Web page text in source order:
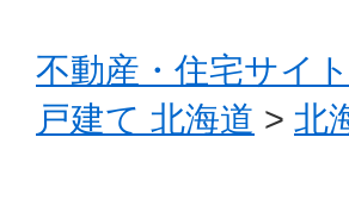
不動産・住宅サイ
戸建て 北海道 > 北